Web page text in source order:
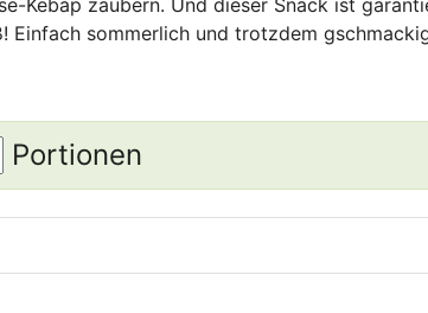
Einfach sommerlich und trotzdem
Portionen